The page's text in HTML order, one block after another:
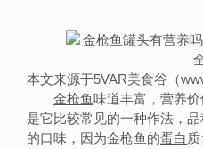
本文来源于5VAR美食谷（
金枪鱼味道丰富，营养
是它比较常见的一种作法，
的口味，因为金枪鱼的蛋白